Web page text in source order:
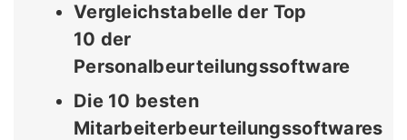
Vergleichstabelle der Top
10 der
Personalbeurteilungssoftware
Die 10 besten
Mitarbeiterbeurteilungssoftwares